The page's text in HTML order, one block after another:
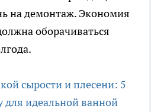
на демонтаж. Экономия
оборачиваться
сырости и плесени: 5
для идеальной ванной